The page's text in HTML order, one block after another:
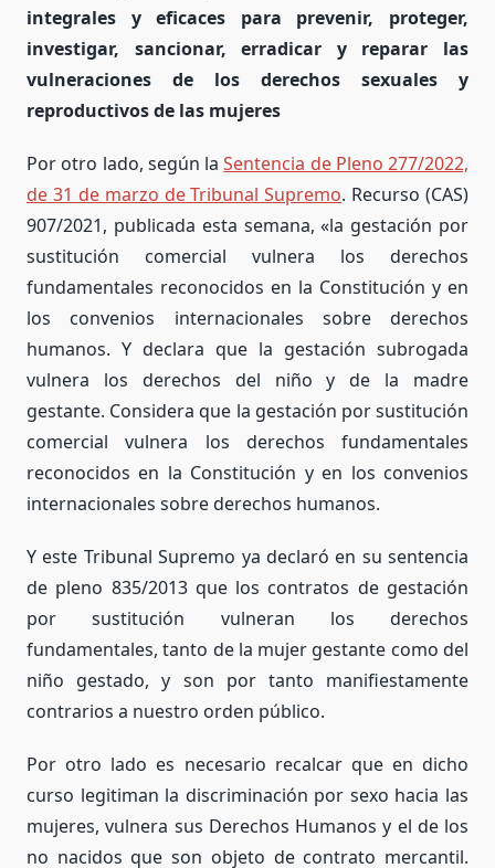
integrales y eficaces para prevenir, proteger,
investigar, sancionar, erradicar y reparar las
vulneraciones de los derechos sexuales y
reproductivos de las mujeres
Por otro lado, según laSentencia de Pleno 277/2022,
de 31 de marzo de Tribunal Supremo. Recurso (CAS)
907/2021, publicada esta semana, «la gestación por
sustitución comercial vulnera los derechos
fundamentales reconocidos en la Constitución y en
los convenios internacionales sobre derechos
humanos. Y declara que la gestación subrogada
vulnera los derechos del niño y de la madre
gestante. Considera que la gestación por sustitución
comercial vulnera los derechos fundamentales
reconocidos en la Constitución y en los convenios
internacionales sobre derechos humanos.
Y este Tribunal Supremo ya declaró en su sentencia
de pleno 835/2013 que los contratos de gestación
por sustitución vulneran los derechos
fundamentales, tanto de la mujer gestante como del
niño gestado, y son por tanto manifiestamente
contrarios a nuestro orden público.
Por otro lado es necesario recalcar que en dicho
curso legitiman la discriminación por sexo hacia las
mujeres, vulnera sus Derechos Humanos y el de los
no nacidos que son objeto de contrato mercantil.